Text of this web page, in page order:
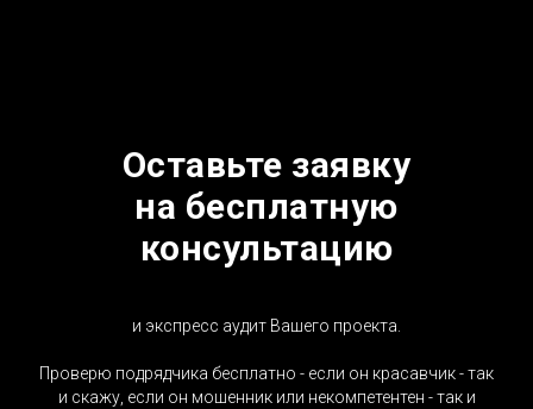
Оставьте заявку
на бесплатную
консультацию
и экспресс аудит Вашего проекта.
Проверю подрядчика бесплатно - если он красавчик - так
и скажу, если он мошенник или некомпетентен - так и